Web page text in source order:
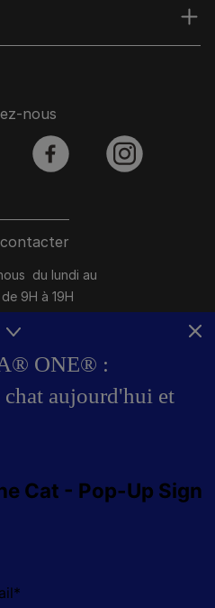
ONE® :
chat aujourd'hui et
du lundi au
9H à 19H
en ligne
de 10H à 16H
écrire
22 64 62
nous
facebook instagram